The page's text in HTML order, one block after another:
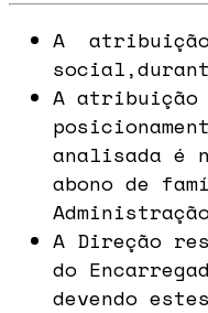
A atribuição
A atribuição
analisada é
abono de
A Direção
do
devendo